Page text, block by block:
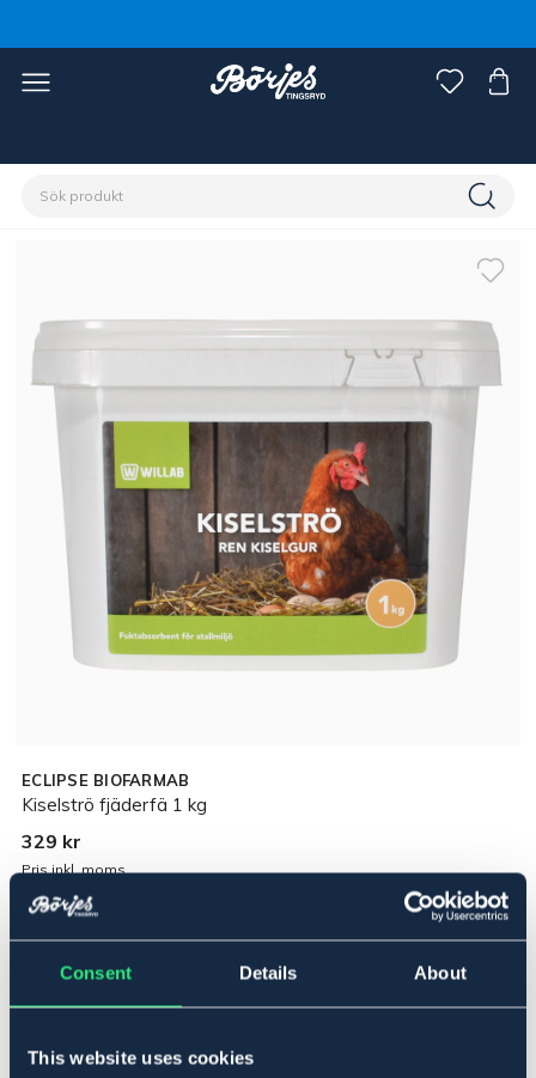
Consent Details About
This website uses cookies
ECLIPSE BIOFARMAB
Kiselströ fjäderfä 1 kg
329 kr
Pris inkl. moms
Ej i lager online Se lager i butik
Produktbeskrivning
Fuktabsorbent för stallmiljö. Fördela ströet över ytorna i